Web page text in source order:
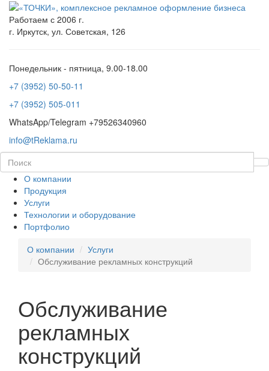
Работаем с 2006 г.
г. Иркутск, ул. Советская, 126
Понедельник - пятница, 9.00-18.00
+7 (3952) 50-50-11
+7 (3952) 505-011
WhatsApp/Telegram +79526340960
info@tReklama.ru
О компании
Продукция
Услуги
Технологии и оборудование
Портфолио
О компании
Услуги
Обслуживание рекламных конструкций
Обслуживание
рекламных
конструкций